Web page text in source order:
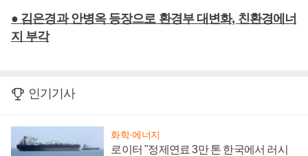
● 김은경과 안병옥 등장으로 환경부 대변화, 친환경에너
지 부각
인기기사
화학·에너지
로이터 "정제연료 3만 톤 한국에서 러시